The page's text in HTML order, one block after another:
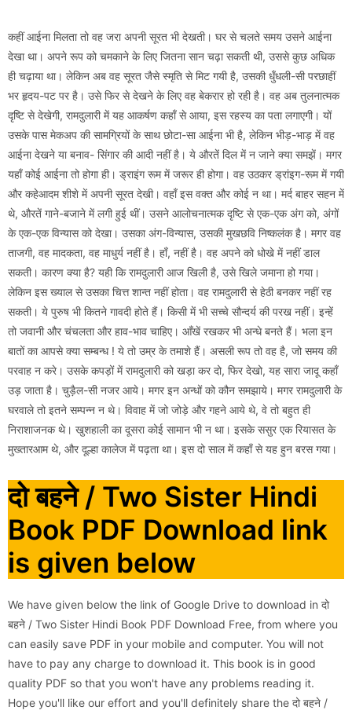
कहीं आईना मिलता तो वह जरा अपनी सूरत भी देखती। घर से चलते समय उसने आईना
देखा था। अपने रूप को चमकाने के लिए जितना सान चढ़ा सकती थी, उससे कुछ अधिक
ही चढ़ाया था। लेकिन अब वह सूरत जैसे स्मृति से मिट गयी है, उसकी धुँधली-सी परछाहीं
भर हृदय-पट पर है। उसे फिर से देखने के लिए वह बेकरार हो रही है। वह अब तुलनात्मक
दृष्टि से देखेगी, रामदुलारी में यह आकर्षण कहाँ से आया, इस रहस्य का पता लगाएगी। यों
उसके पास मेकअप की सामग्रियों के साथ छोटा-सा आईना भी है, लेकिन भीड़-भाड़ में वह
आईना देखने या बनाव- सिंगार की आदी नहीं है। ये औरतें दिल में न जाने क्या समझें। मगर
यहाँ कोई आईना तो होगा ही। ड्राइंग रूम में जरूर ही होगा। वह उठकर ड्रांइग-रूम में गयी
और कहेआदम शीशे में अपनी सूरत देखी। वहाँ इस वक्त और कोई न था। मर्द बाहर सहन में
थे, औरतें गाने-बजाने में लगी हुई थीं। उसने आलोचनात्मक दृष्टि से एक-एक अंग को, अंगों
के एक-एक विन्यास को देखा। उसका अंग-विन्यास, उसकी मुखछवि निष्कलंक है। मगर वह
ताजगी, वह मादकता, वह माधुर्य नहीं है। हाँ, नहीं है। वह अपने को धोखे में नहीं डाल
सकती। कारण क्या है? यही कि रामदुलारी आज खिली है, उसे खिले जमाना हो गया।
लेकिन इस ख्याल से उसका चित्त शान्त नहीं होता। वह रामदुलारी से हेठी बनकर नहीं रह
सकती। ये पुरुष भी कितने गावदी होते हैं। किसी में भी सच्चे सौन्दर्य की परख नहीं। इन्हें
तो जवानी और चंचलता और हाव-भाव चाहिए। आँखें रखकर भी अन्धे बनते हैं। भला इन
बातों का आपसे क्या सम्बन्ध ! ये तो उम्र के तमाशे हैं। असली रूप तो वह है, जो समय की
परवाह न करे। उसके कपड़ों में रामदुलारी को खड़ा कर दो, फिर देखो, यह सारा जादू कहाँ
उड़ जाता है। चुड़ैल-सी नजर आये। मगर इन अन्धों को कौन समझाये। मगर रामदुलारी के
घरवाले तो इतने सम्पन्न न थे। विवाह में जो जोड़े और गहने आये थे, वे तो बहुत ही
निराशाजनक थे। खुशहाली का दूसरा कोई सामान भी न था। इसके ससुर एक रियासत के
मुख्तारआम थे, और दूल्हा कालेज में पढ़ता था। इस दो साल में कहाँ से यह हुन बरस गया।
दो बहने / Two Sister Hindi
Book PDF Download link
is given below
We have given below the link of Google Drive to download in दो
बहने / Two Sister Hindi Book PDF Download Free, from where you
can easily save PDF in your mobile and computer. You will not
have to pay any charge to download it. This book is in good
quality PDF so that you won't have any problems reading it.
Hope you'll like our effort and you'll definitely share the दो बहने /